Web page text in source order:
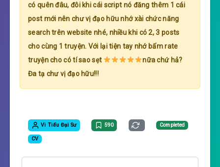
có quên đâu, đôi khi cái script nó đăng thêm 1 cái
post mới nên chư vị đạo hữu nhớ xài chức năng
search trên website nhé, nhiều khi có 2, 3 posts
cho cùng 1 truyện. Với lại tiện tay nhớ bấm rate
truyện cho có tí sao sẹt
nữa chứ hả?
Đa tạ chư vị đạo hữu!!!
Vi Tiếu Đại Sư 590 Completed
CV